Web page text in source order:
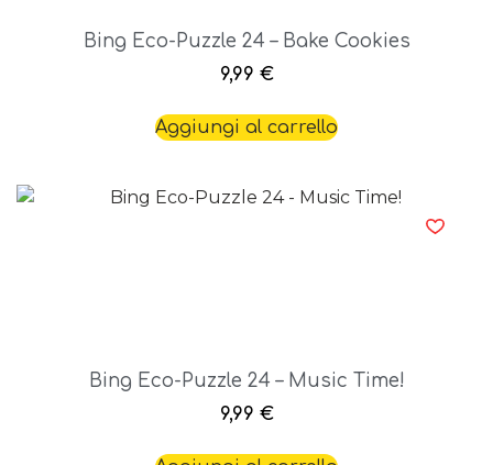
Bing Eco-Puzzle 24 – Bake Cookies
9,99 €
Aggiungi al carrello
Bing Eco-Puzzle 24 – Music Time!
9,99 €